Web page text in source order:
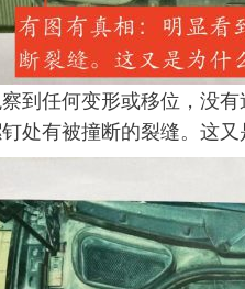
到任何变形或移位，
处有被撞断的裂缝。这又